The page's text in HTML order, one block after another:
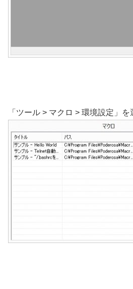
「ツール > マクロ > 環境設定」を